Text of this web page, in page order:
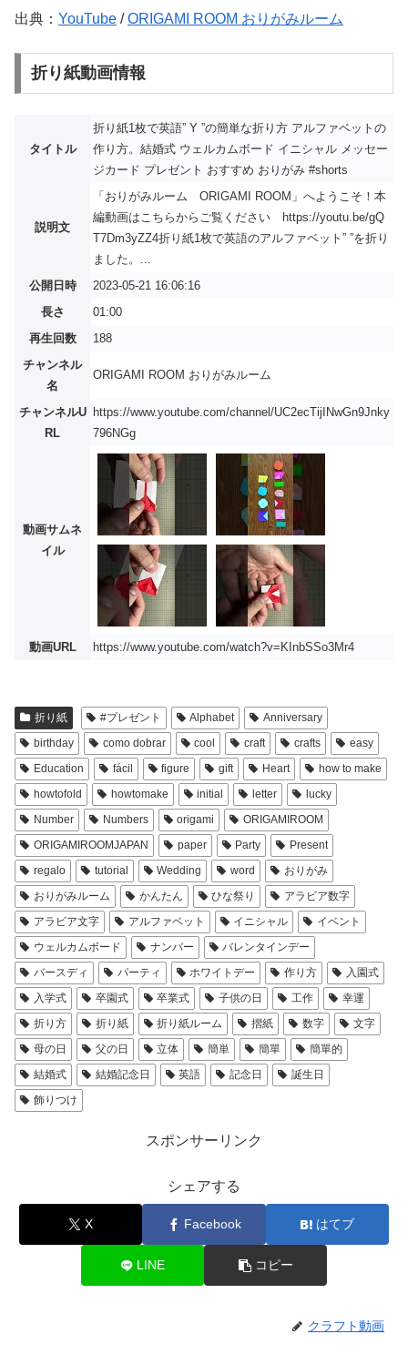
出典： YouTube /ORIGAMI ROOM おりがみルーム
折り紙動画情報
タイトル
折り紙1枚で英語” Y ”の簡単な折り方 アルファベットの
作り方。結婚式 ウェルカムボード イニシャル メッセー
ジカード プレゼント おすすめ おりがみ #shorts
説明文
「おりがみルーム ORIGAMI ROOM」へようこそ！本
編動画はこちらからご覧ください https://youtu.be/gQ
T7Dm3yZZ4折り紙1枚で英語のアルファベット” ”を折り
ました。...
公開日時
2023-05-21 16:06:16
長さ
01:00
再生回数
188
チャンネル
名
ORIGAMI ROOM おりがみルーム
チャンネルU
RL
https://www.youtube.com/channel/UC2ecTijINwGn9Jnky
796NGg
動画サムネ
イル
動画URL https://www.youtube.com/watch?v=KInbSSo3Mr4
折り紙 #プレゼント Alphabet
Anniversary
birthday
como dobrar cool craft crafts
easy
Education
fácil figure gift Heart
how to make
howtofold
howtomake initial letter
lucky
Number
Numbers origami
ORIGAMIROOM
ORIGAMIROOMJAPAN
paper Party
Present
regalo
tutorial Wedding word
おりがみ
おりがみルーム
かんたん ひな祭り
アラビア数字
アラビア文字
アルファベット イニシャル
イベント
ウェルカムボード
ナンバー
バレンタインデー
バースディ
パーティ ホワイトデー 作り方
入園式
入学式
卒園式 卒業式 子供の日 工作
幸運
折り方
折り紙 折り紙ルーム 摺紙 数字
文字
母の日
父の日 立体 簡単 簡單
簡單的
結婚式
結婚記念日 英語 記念日
誕生日
飾りつけ
スポンサーリンク
シェアする
X Facebook はてブ
LINE コピー
クラフト動画